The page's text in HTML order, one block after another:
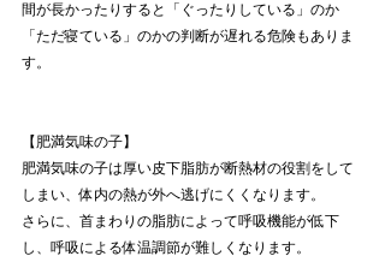
間が長かったりすると「ぐったりしている」のか
「ただ寝ている」のかの判断が遅れる危険もありま
す。
【肥満気味の子】
肥満気味の子は厚い皮下脂肪が断熱材の役割をして
しまい、体内の熱が外へ逃げにくくなります。
さらに、首まわりの脂肪によって呼吸機能が低下
し、呼吸による体温調節が難しくなります。